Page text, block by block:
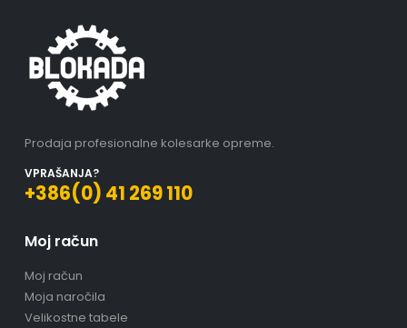
Prodaja profesionalne kolesarke opreme.
VPRAŠANJA?
+386(0) 41 269 110
Moj račun
Moj račun
Moja naročila
Velikostne tabele